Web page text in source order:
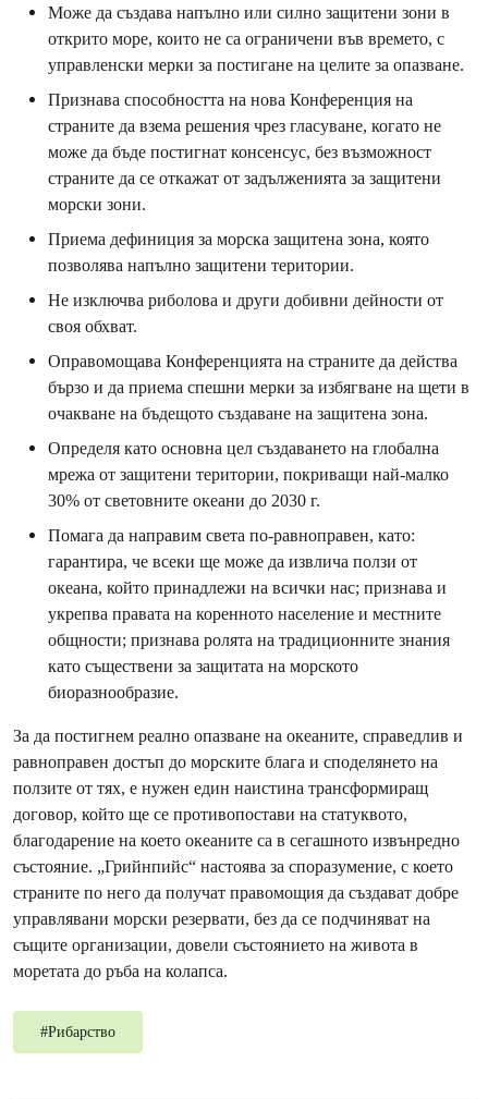
Може да създава напълно или силно защитени зони в
открито море, които не са ограничени във времето, с
управленски мерки за постигане на целите за опазване.
Признава способността на нова Конференция на
страните да взема решения чрез гласуване, когато не
може да бъде постигнат консенсус, без възможност
страните да се откажат от задълженията за защитени
морски зони.
Приема дефиниция за морска защитена зона, която
позволява напълно защитени територии.
Не изключва риболова и други добивни дейности от
своя обхват.
Оправомощава Конференцията на страните да действа
бързо и да приема спешни мерки за избягване на щети в
очакване на бъдещото създаване на защитена зона.
Определя като основна цел създаването на глобална
мрежа от защитени територии, покриващи най-малко
30% от световните океани до 2030 г.
Помага да направим света по-равноправен, като:
гарантира, че всеки ще може да извлича ползи от
океана, който принадлежи на всички нас; признава и
укрепва правата на коренното население и местните
общности; признава ролята на традиционните знания
като съществени за защитата на морското
биоразнообразие.
За да постигнем реално опазване на океаните, справедлив и
равноправен достъп до морските блага и споделянето на
ползите от тях, е нужен един наистина трансформиращ
договор, който ще се противопостави на статуквото,
благодарение на което океаните са в сегашното извънредно
състояние. „Грийнпийс“ настоява за споразумение, с което
страните по него да получат правомощия да създават добре
управлявани морски резервати, без да се подчиняват на
същите организации, довели състоянието на живота в
моретата до ръба на колапса.
#Рибарство